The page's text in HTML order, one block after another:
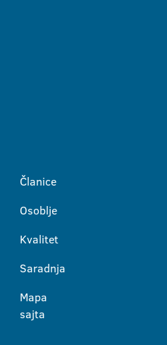
Članice
Osoblje
Kvalitet
Saradnja
Mapa
sajta